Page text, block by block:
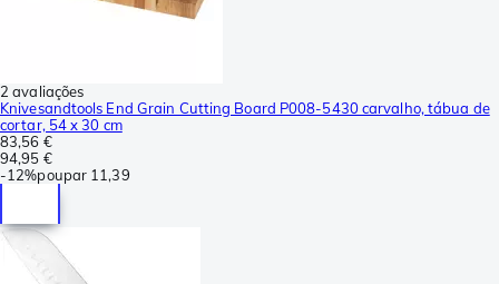
2 avaliações
Knivesandtools End Grain Cutting Board P008-5430 carvalho, tábua de
cortar, 54 x 30 cm
83,56 €
94,95 €
-12%poupar 11,39